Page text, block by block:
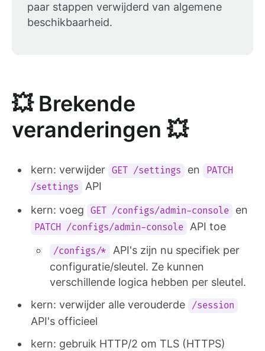
paar stappen verwijderd van algemene
beschikbaarheid.
💥 Brekende
veranderingen 💥
kern: verwijder GET /settings en
PATCH
/settings
API
kern: voeg
GET /configs/admin-console en
PATCH /configs/admin-console API toe
/configs/*
API's zijn nu specifiek per
configuratie/sleutel. Ze kunnen
verschillende logica hebben per sleutel.
kern: verwijder alle verouderde
/session
API's officieel
kern: gebruik HTTP/2 om TLS (HTTPS)